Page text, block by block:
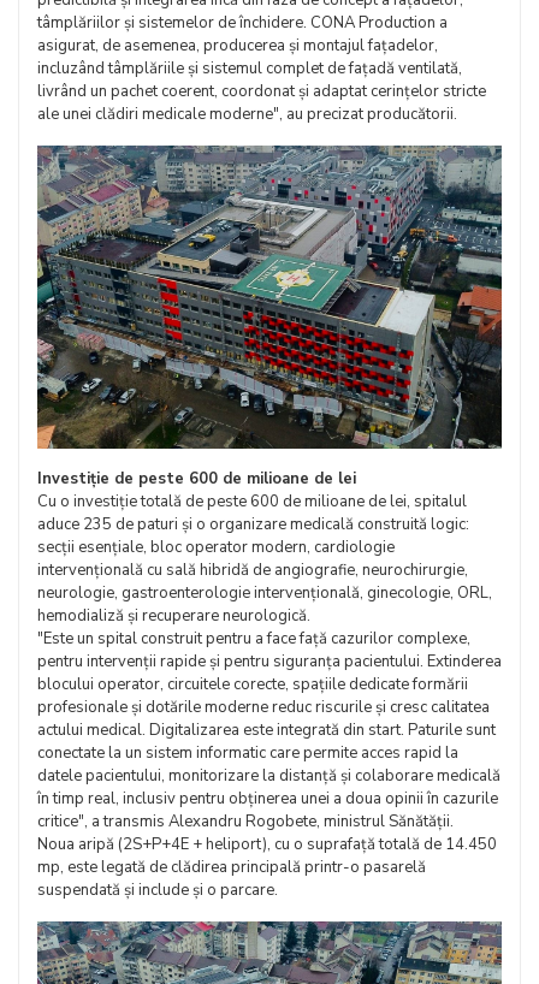
tâmplăriilor și sistemelor de închidere. CONA Production a
asigurat, de asemenea, producerea și montajul fațadelor,
incluzând tâmplăriile și sistemul complet de fațadă ventilată,
livrând un pachet coerent, coordonat și adaptat cerințelor stricte
ale unei clădiri medicale moderne", au precizat producătorii.
Investiție de peste 600 de milioane de lei
Cu o investiție totală de peste 600 de milioane de lei, spitalul
aduce 235 de paturi și o organizare medicală construită logic:
secții esențiale, bloc operator modern, cardiologie
intervențională cu sală hibridă de angiografie, neurochirurgie,
neurologie, gastroenterologie intervențională, ginecologie, ORL,
hemodializă și recuperare neurologică.
"Este un spital construit pentru a face față cazurilor complexe,
pentru intervenții rapide și pentru siguranța pacientului. Extinderea
blocului operator, circuitele corecte, spațiile dedicate formării
profesionale și dotările moderne reduc riscurile și cresc calitatea
actului medical. Digitalizarea este integrată din start. Paturile sunt
conectate la un sistem informatic care permite acces rapid la
datele pacientului, monitorizare la distanță și colaborare medicală
în timp real, inclusiv pentru obținerea unei a doua opinii în cazurile
critice", a transmis Alexandru Rogobete, ministrul Sănătății.
Noua aripă (2S+P+4E + heliport), cu o suprafață totală de 14.450
mp, este legată de clădirea principală printr-o pasarelă
suspendată și include și o parcare.